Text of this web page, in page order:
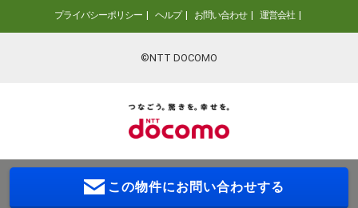
プライバシーポリシー ヘルプ お問い合わせ 運営会社
©NTT DOCOMO
この物件にお問い合わせする